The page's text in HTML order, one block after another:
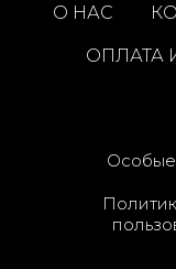
О НАС
ОПЛАТА
Особые